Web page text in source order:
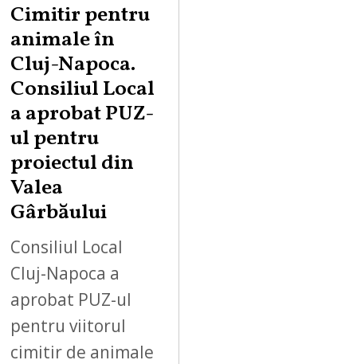
Cimitir pentru
animale în
Cluj-Napoca.
Consiliul Local
a aprobat PUZ-
ul pentru
proiectul din
Valea
Gârbăului
Consiliul Local
Cluj-Napoca a
aprobat PUZ-ul
pentru viitorul
cimitir de animale